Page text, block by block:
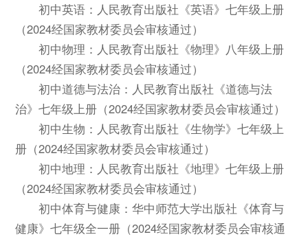
初中英语：人民教育出版社《英语》七年级上册
（2024经国家教材委员会审核通过）
初中物理：人民教育出版社《物理》八年级上册
（2024经国家教材委员会审核通过）
初中道德与法治：人民教育出版社《道德与法
治》七年级上册（2024经国家教材委员会审核通过）
初中生物：人民教育出版社《生物学》七年级上
册（2024经国家教材委员会审核通过）
初中地理：人民教育出版社《地理》七年级上册
（2024经国家教材委员会审核通过）
初中体育与健康：华中师范大学出版社《体育与
健康》七年级全一册（2024经国家教材委员会审核通